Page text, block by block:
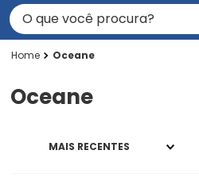
O que você procura?
Oceane
Oceane
MAIS RECENTES